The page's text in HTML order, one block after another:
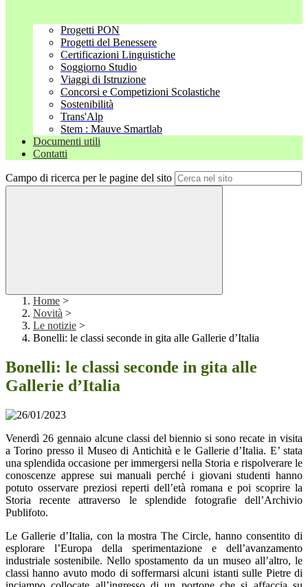
Progetti PON
Progetti del Benessere
Certificazioni Linguistiche
Soggiorno Studio
Viaggi di Istruzione
Concorsi e Competizioni Scolastiche
Sostenibilità
Trans'Alp
Stem : Mauve Smartlab
Documenti utili
Contatti
Campo di ricerca per le pagine del sito
Home >
Novità >
Le notizie >
Bonelli: le classi seconde in gita alle Gallerie d’Italia
Bonelli: le classi seconde in gita alle
Gallerie d’Italia
Venerdì 26 gennaio alcune classi del biennio si sono recate in visita
a Torino presso il Museo di Antichità e le Gallerie d’Italia. E’ stata
una splendida occasione per immergersi nella Storia e rispolverare le
conoscenze apprese sui manuali perché i giovani studenti hanno
potuto osservare preziosi reperti dell’età romana e poi scoprire la
Storia recente attraverso le splendide fotografie dell’Archivio
Publifoto.
Le Gallerie d’Italia, con la mostra The Circle, hanno consentito di
esplorare l’Europa della sperimentazione e dell’avanzamento
industriale sostenibile. Nello spostamento da un museo all’altro, le
classi hanno avuto modo di soffermarsi alcuni istanti sulle Pietre di